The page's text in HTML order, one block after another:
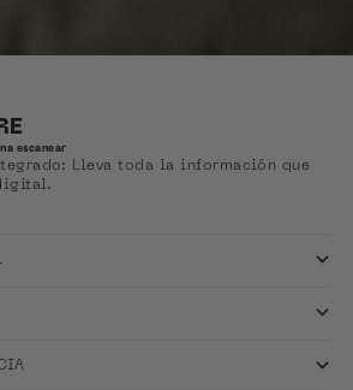
escanear
Lleva toda la información que